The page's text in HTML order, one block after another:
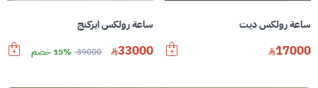
ساعة رولكس ديت
17000
ساعة رولكس ايركنج
33000
39000 15% خصم